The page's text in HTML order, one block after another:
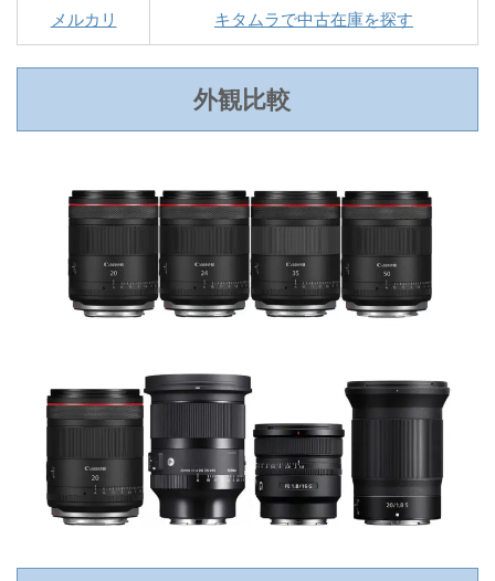
メルカリ キタムラで中古在庫を探す
外観比較